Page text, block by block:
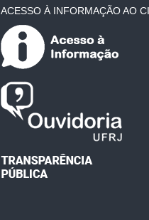
ACESSO À INFORMAÇÃO AO